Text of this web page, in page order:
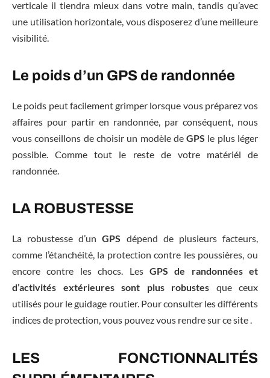
verticale il tiendra mieux dans votre main, tandis qu’avec
une utilisation horizontale, vous disposerez d’une meilleure
visibilité.
Le poids d’un GPS de randonnée
Le poids peut facilement grimper lorsque vous préparez vos
affaires pour partir en randonnée, par conséquent, nous
vous conseillons de choisir un modèle deGPS le plus léger
possible. Comme tout le reste de votre matériél de
randonnée.
LA ROBUSTESSE
La robustesse d’unGPS dépend de plusieurs facteurs,
comme l’étanchéité, la protection contre les poussières, ou
encore contre les chocs. Les GPS de randonnées et
d’activités extérieures sont plus robustes que ceux
utilisés pour le guidage routier. Pour consulter les différents
indices de protection, vous pouvez vous rendre sur ce site .
LES FONCTIONNALITÉS